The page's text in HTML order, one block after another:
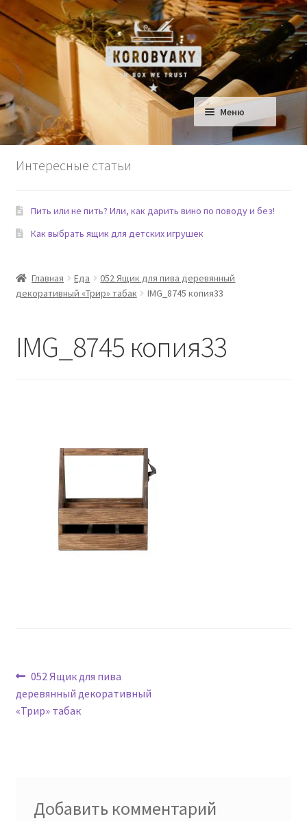
Перейти
навигации
Перейти
содержимому
Меню
Ящики для Дома
Сад
Домашние любимцы
Интересные статьи
Пить или не пить? Или, как дарить вино по поводу и без!
Как выбрать ящик для детских игрушек
Главная Еда
052 Ящик для пива деревянный
декоративный «Трир» табак
IMG_8745 копия33
IMG_8745 копия33
Навигация
по
Предыдущая
запись:
052 Ящик для пива
деревянный декоративный
«Трир» табак
Добавить комментарий